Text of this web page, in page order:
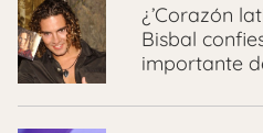
¿’Corazón
Bisbal
importante